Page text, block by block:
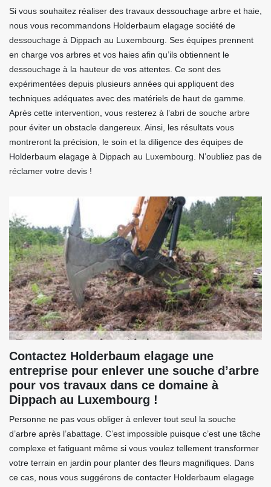
Si vous souhaitez réaliser des travaux dessouchage arbre et haie,
nous vous recommandons Holderbaum elagage société de
dessouchage à Dippach au Luxembourg. Ses équipes prennent
en charge vos arbres et vos haies afin qu’ils obtiennent le
dessouchage à la hauteur de vos attentes. Ce sont des
expérimentées depuis plusieurs années qui appliquent des
techniques adéquates avec des matériels de haut de gamme.
Après cette intervention, vous resterez à l’abri de souche arbre
pour éviter un obstacle dangereux. Ainsi, les résultats vous
montreront la précision, le soin et la diligence des équipes de
Holderbaum elagage à Dippach au Luxembourg. N’oubliez pas de
réclamer votre devis !
Contactez Holderbaum elagage une
entreprise pour enlever une souche d’arbre
pour vos travaux dans ce domaine à
Dippach au Luxembourg !
Personne ne pas vous obliger à enlever tout seul la souche
d’arbre après l’abattage. C’est impossible puisque c’est une tâche
complexe et fatiguant même si vous voulez tellement transformer
votre terrain en jardin pour planter des fleurs magnifiques. Dans
ce cas, nous vous suggérons de contacter Holderbaum elagage